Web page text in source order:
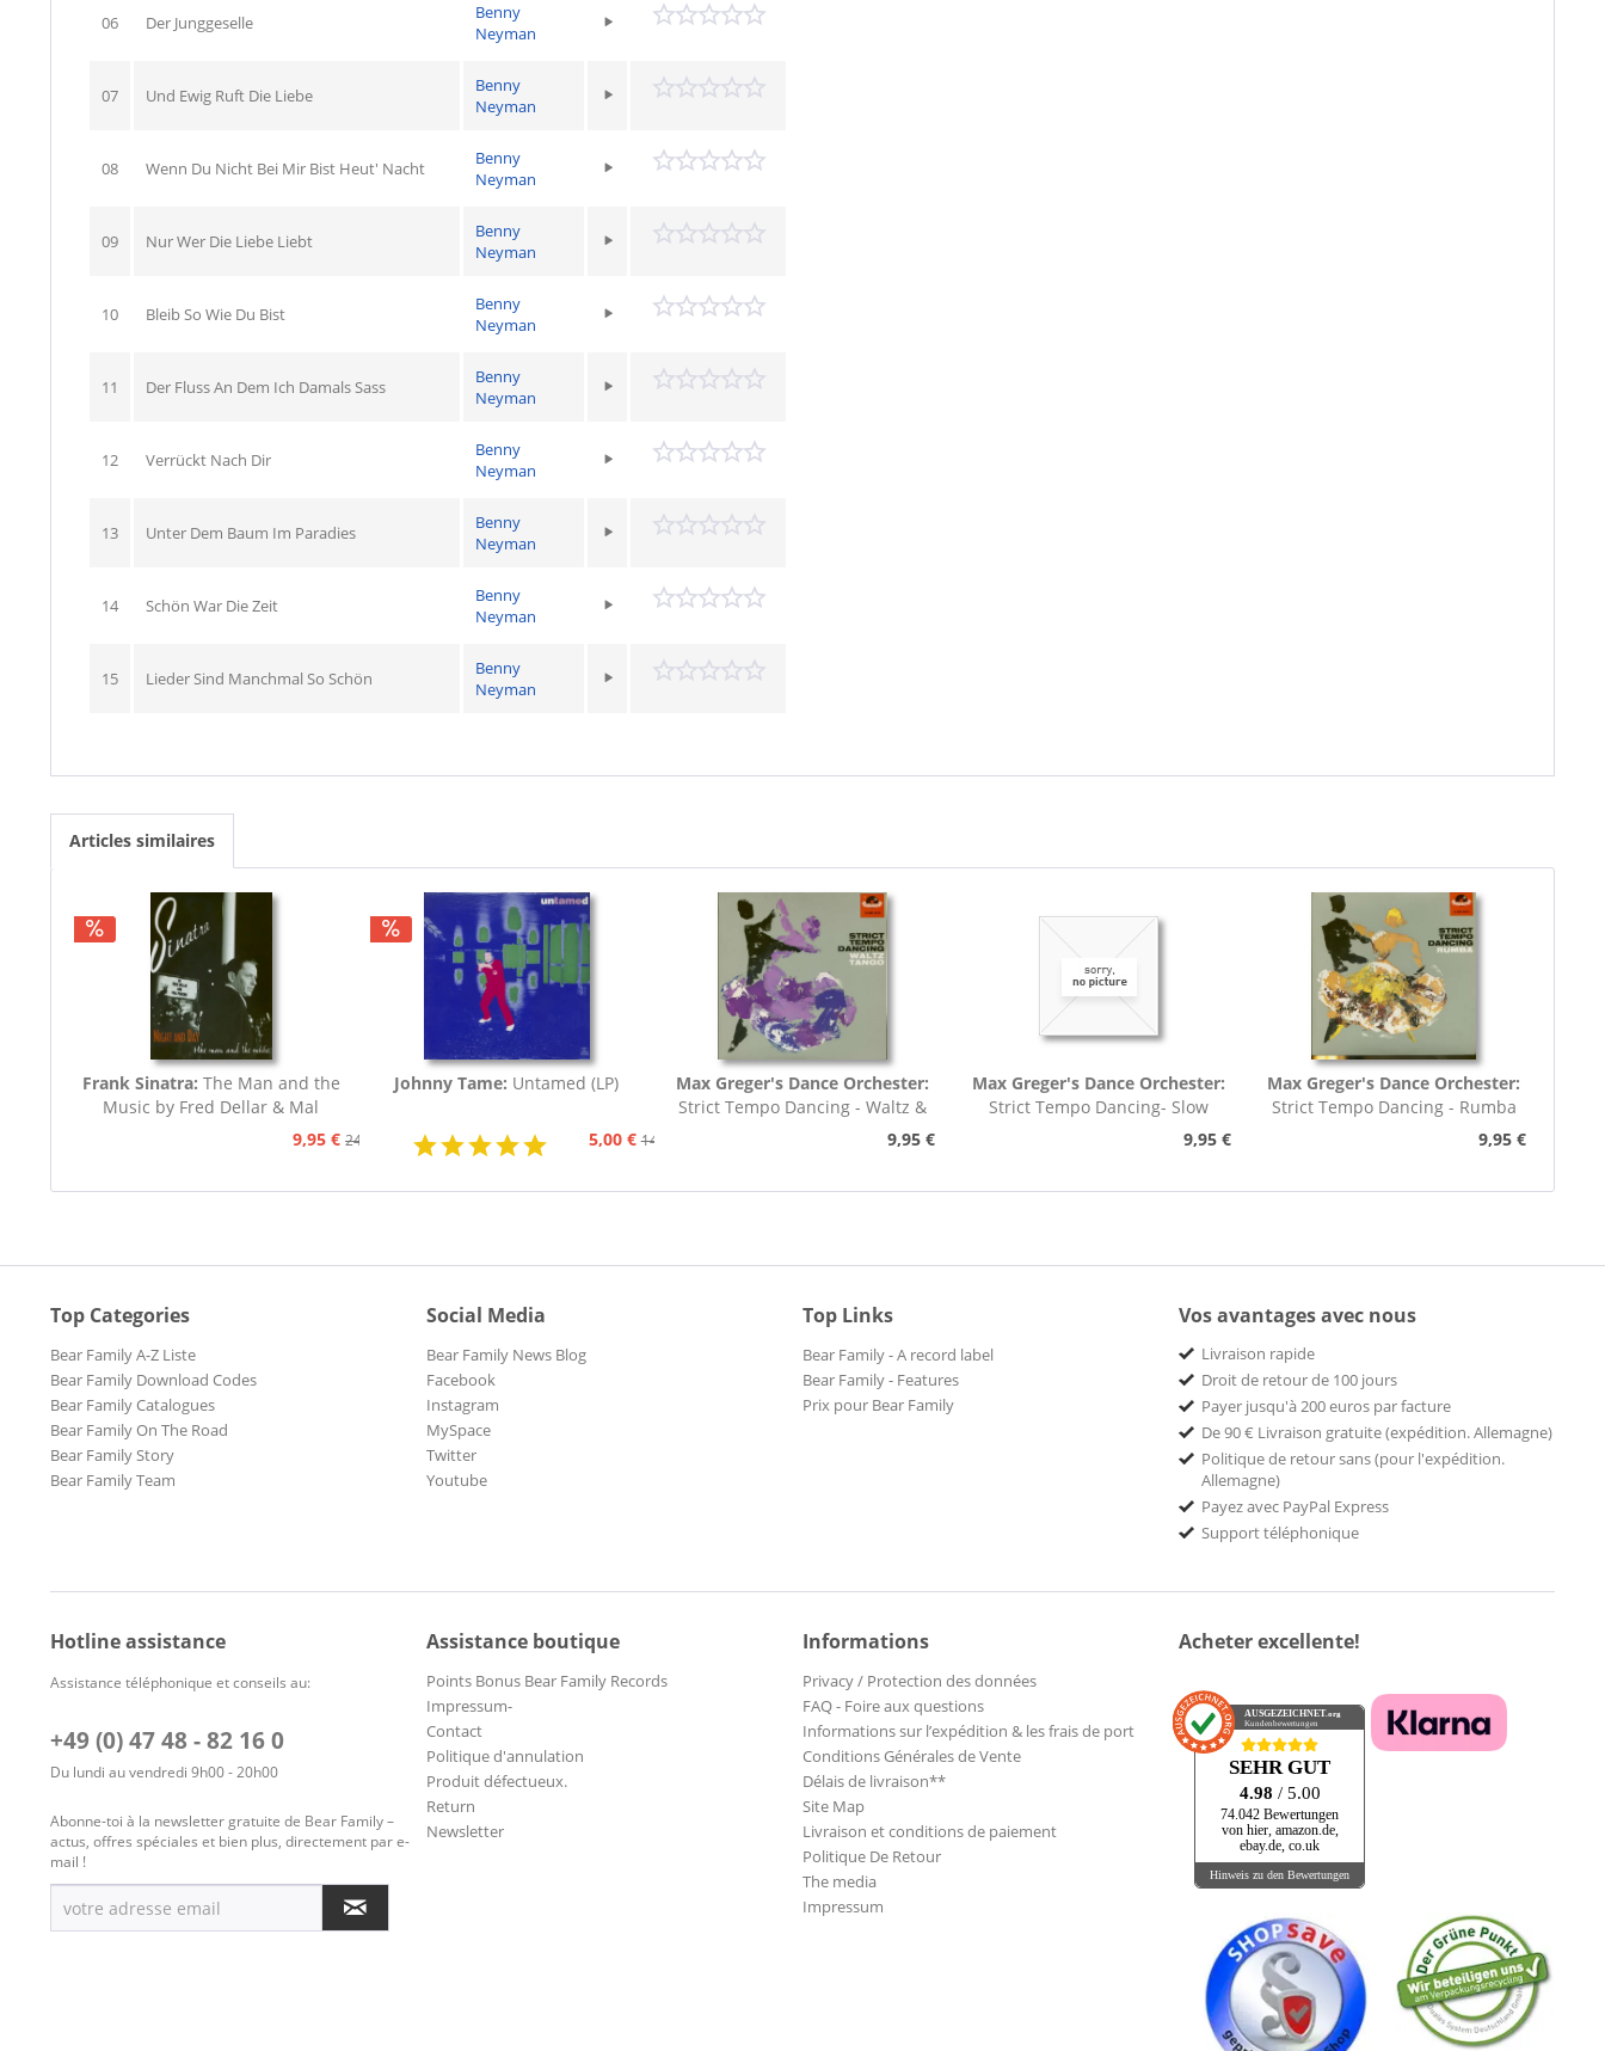
06 Der Junggeselle
Benny
Neyman
07 Und Ewig Ruft Die Liebe
Benny
Neyman
08 Wenn Du Nicht Bei Mir Bist Heut' Nacht
Benny
Neyman
09 Nur Wer Die Liebe Liebt
Benny
Neyman
10 Bleib So Wie Du Bist
Benny
Neyman
11 Der Fluss An Dem Ich Damals Sass
Benny
Neyman
12 Verrückt Nach Dir
Benny
Neyman
13 Unter Dem Baum Im Paradies
Benny
Neyman
14 Schön War Die Zeit
Benny
Neyman
15 Lieder Sind Manchmal So Schön
Benny
Neyman
Articles similaires
Frank Sinatra: The Man and the
Music by Fred Dellar & Mal
9,95 € 24,95 €
Johnny Tame: Untamed (LP)
5,00 € 14,95 €
Max Greger's Dance Orchester:
Strict Tempo Dancing - Waltz &
9,95 €
Max Greger's Dance Orchester:
Strict Tempo Dancing- Slow
9,95 €
Max Greger's Dance Orchester:
Strict Tempo Dancing - Rumba
9,95 €
Top Categories
Bear Family A-Z Liste
Bear Family Download Codes
Bear Family Catalogues
Bear Family On The Road
Bear Family Story
Bear Family Team
Social Media
Bear Family News Blog
Facebook
Instagram
MySpace
Twitter
Youtube
Top Links
Bear Family - A record label
Bear Family - Features
Prix pour Bear Family
Vos avantages avec nous
Livraison rapide
Droit de retour de 100 jours
Payer jusqu'à 200 euros par facture
De 90 € Livraison gratuite (expédition. Allemagne)
Politique de retour sans (pour l'expédition.
Allemagne)
Payez avec PayPal Express
Support téléphonique
Hotline assistance
Assistance téléphonique et conseils au:
+49 (0) 47 48 - 82 16 0
Du lundi au vendredi 9h00 - 20h00
Abonne-toi à la newsletter gratuite de Bear Family –
actus, offres spéciales et bien plus, directement par e-
mail !
Assistance boutique
Points Bonus Bear Family Records
Impressum-
Contact
Politique d'annulation
Produit défectueux.
Return
Newsletter
Informations
Privacy / Protection des données
FAQ - Foire aux questions
Informations sur l’expédition & les frais de port
Conditions Générales de Vente
Délais de livraison**
Site Map
Livraison et conditions de paiement
Politique De Retour
The media
Impressum
Acheter excellente!
AUSGEZEICHNET.org
Kundenbewertungen
SEHR GUT
4.98 / 5.00
74.042 Bewertungen
von hier, amazon.de,
ebay.de, co.uk
Hinweis zu den Bewertungen